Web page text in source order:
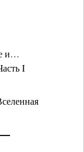
и…
I
—